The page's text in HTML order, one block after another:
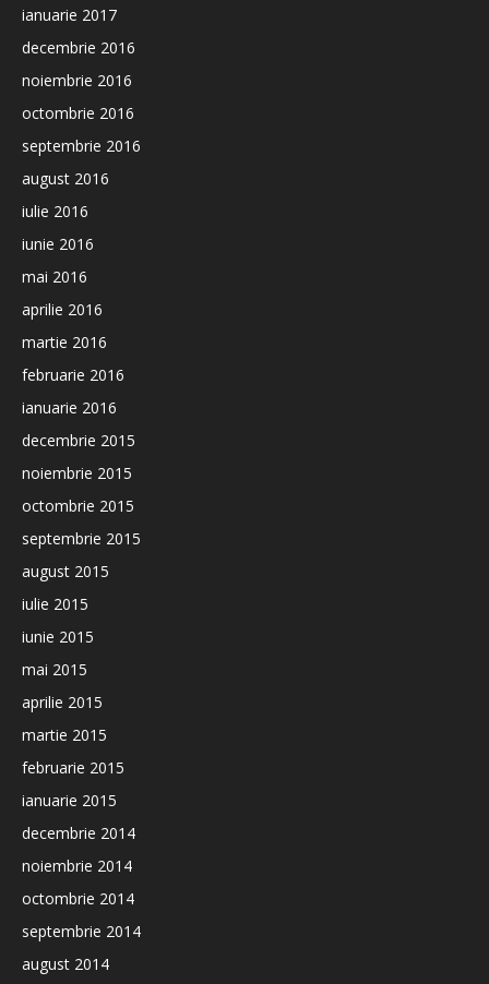
ianuarie 2017
decembrie 2016
noiembrie 2016
octombrie 2016
septembrie 2016
august 2016
iulie 2016
iunie 2016
mai 2016
aprilie 2016
martie 2016
februarie 2016
ianuarie 2016
decembrie 2015
noiembrie 2015
octombrie 2015
septembrie 2015
august 2015
iulie 2015
iunie 2015
mai 2015
aprilie 2015
martie 2015
februarie 2015
ianuarie 2015
decembrie 2014
noiembrie 2014
octombrie 2014
septembrie 2014
august 2014